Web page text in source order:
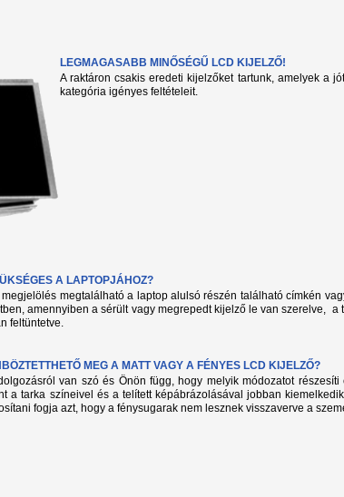
LEGMAGASABB MINŐSÉGŰ LCD KIJELZŐ!
A raktáron csakis eredeti kijelzőket tartunk, amelyek a
kategória igényes feltételeit.
A LAPTOPJÁHOZ?
megtalálható a laptop alulsó részén található címkén
amennyiben a sérült vagy megrepedt kijelző le van szerelve,
feltüntetve.
MEG A MATT VAGY A FÉNYES LCD KIJELZŐ?
van szó és Önön függ, hogy melyik módozatot
a tarka színeivel és a telített képábrázolásával jobban
fogja azt, hogy a fénysugarak nem lesznek visszaverve a